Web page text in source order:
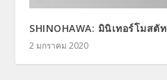
SHINOHAWA: มินิเทอร์โมสตัท
2 มกราคม 2020